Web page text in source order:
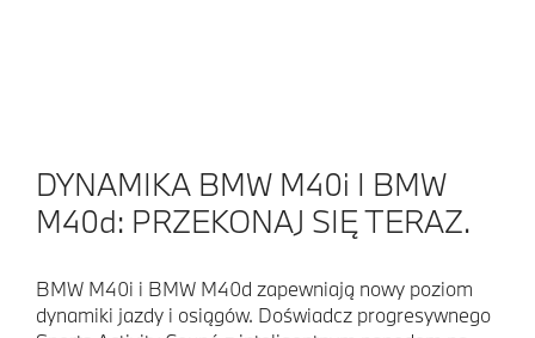
DYNAMIKA BMW M40i I BMW
M40d: PRZEKONAJ SIĘ TERAZ.
BMW M40i i BMW M40d zapewniają nowy poziom
dynamiki jazdy i osiągów. Doświadcz progresywnego